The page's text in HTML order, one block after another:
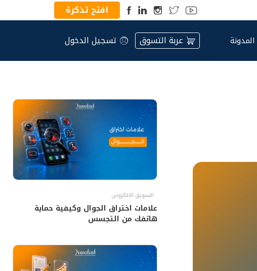
افتح تذكرة
المدونة عربة التسوق تسجيل الدخول
التسويق الالكترونى
علامات اختراق الجوال وكيفية حماية
هاتفك من التجسس